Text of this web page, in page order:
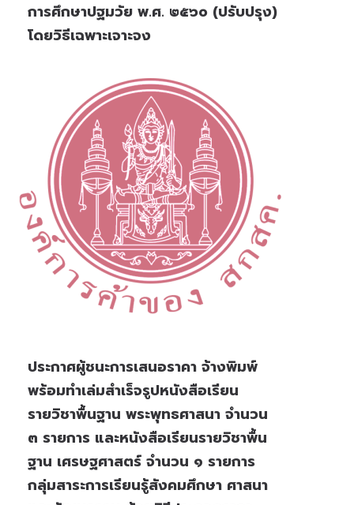
การศึกษาปฐมวัย พ.ศ. ๒๕๖๐ (ปรับปรุง)
โดยวิธีเฉพาะเจาะจง
ประกาศผู้ชนะการเสนอราคา จ้างพิมพ์
พร้อมทำเล่มสำเร็จรูปหนังสือเรียน
รายวิชาพื้นฐาน พระพุทธศาสนา จำนวน
๓ รายการ และหนังสือเรียนรายวิชาพื้น
ฐาน เศรษฐศาสตร์ จำนวน ๑ รายการ
กลุ่มสาระการเรียนรู้สังคมศึกษา ศาสนา